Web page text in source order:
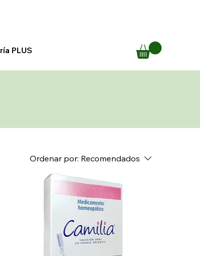
PLUS
Ordenar por: Recomendados